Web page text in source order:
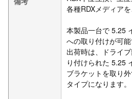
各種RDXメディアを
本製品一台で 5.25
への取り付けが可能
出荷時は、ドライ
り付けられた 5.25
ブラケットを取り
タイプになります。